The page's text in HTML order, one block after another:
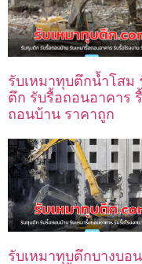
รับเหมาทุบตึกน้ำโสม
ตึก รับรื้อถอนอาคาร
ถอนบ้าน ราคาถูก
รับเหมาทุบตึกบางบอ